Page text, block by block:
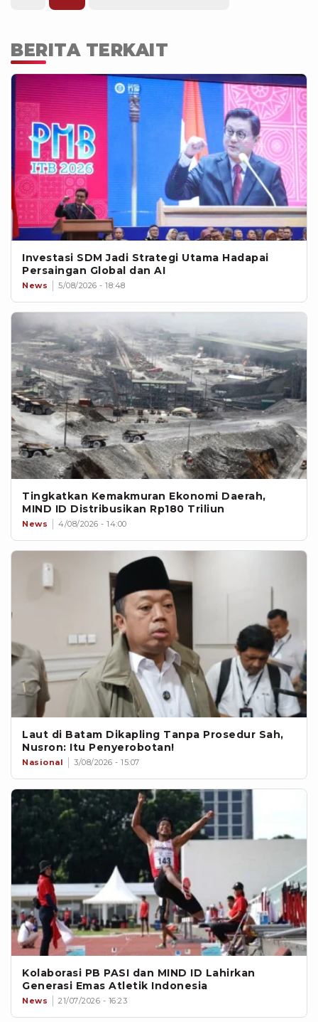
BERITA TERKAIT
Investasi SDM Jadi Strategi Utama Hadapai
Persaingan Global dan AI
News 5/08/2026 - 18:48
Tingkatkan Kemakmuran Ekonomi Daerah,
MIND ID Distribusikan Rp180 Triliun
News 4/08/2026 - 14:00
Laut di Batam Dikapling Tanpa Prosedur Sah,
Nusron: Itu Penyerobotan!
Nasional 3/08/2026 - 15:07
Kolaborasi PB PASI dan MIND ID Lahirkan
Generasi Emas Atletik Indonesia
News 21/07/2026 - 16:23